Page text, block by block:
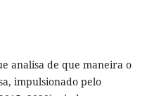
analisa de que maneira o
impulsionado pelo